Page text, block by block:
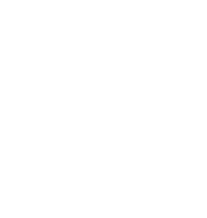
en lengua española:
nos habla de perdón
Pedro pregunta a Jesús:
veces tengo que perdonar
me haga mi hermano?
(v. 21).
es un número que
y por tanto Pedro es muy
los presupuestos de su